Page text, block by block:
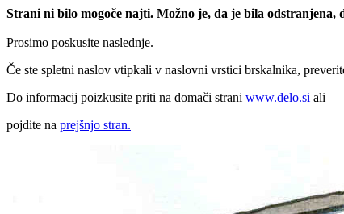
Strani ni bilo mogoče najti. Možno je, da je bila odstranjena,
Prosimo poskusite naslednje.
Če ste spletni naslov vtipkali v naslovni vrstici brskalnika,
Do informacij poizkusite priti na domači strani www.delo.si ali
pojdite na prejšnjo stran.